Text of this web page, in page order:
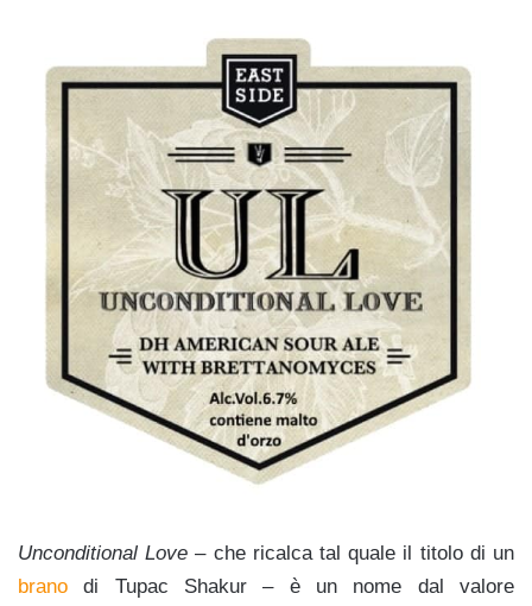
Unconditional Love – che ricalca tal quale il titolo di un
brano di Tupac Shakur – è un nome dal valore